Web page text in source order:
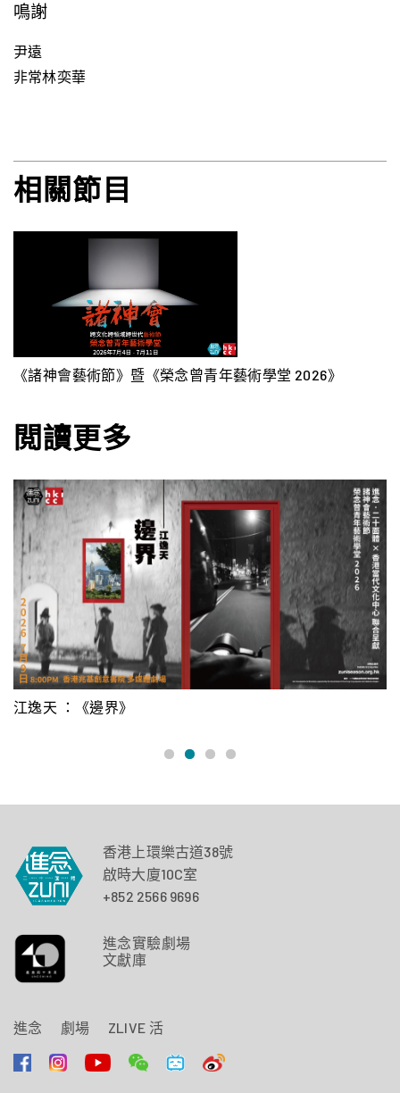
鳴謝
尹遠
非常林奕華
相關節目
《諸神會藝術節》暨《榮念曾青年藝術學堂 2026》
閲讀更多
江逸天 ：《邊界》
香港上環樂古道38號
啟時大廈10C室
+852 2566 9696
進念實驗劇場
文獻庫
進念 劇場 ZLIVE 活